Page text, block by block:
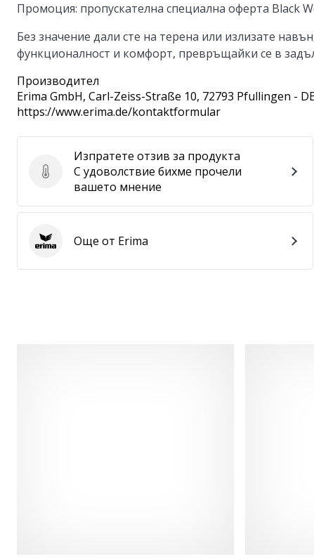
Промоция: пропускателна специална оферта Black
Без значение дали сте на терена или излизате
функционалност и комфорт, превръщайки се в
Производител
Erima GmbH, Carl-Zeiss-Straße 10, 72793 Pfullingen -
https://www.erima.de/kontaktformular
Изпратете отзив за продукта
Изпратете отзив за продукта
С удоволствие бихме прочели
вашето мнение
ErimaОще от Erima